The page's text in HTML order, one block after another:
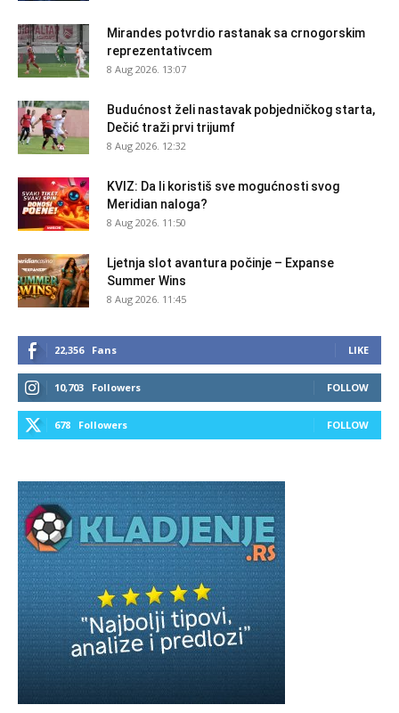
Mirandes potvrdio rastanak sa crnogorskim
reprezentativcem
8 Aug 2026. 13:07
Budućnost želi nastavak pobjedničkog starta,
Dečić traži prvi trijumf
8 Aug 2026. 12:32
KVIZ: Da li koristiš sve mogućnosti svog
Meridian naloga?
8 Aug 2026. 11:50
Ljetnja slot avantura počinje – Expanse
Summer Wins
8 Aug 2026. 11:45
22,356 Fans LIKE
10,703 Followers FOLLOW
678 Followers FOLLOW